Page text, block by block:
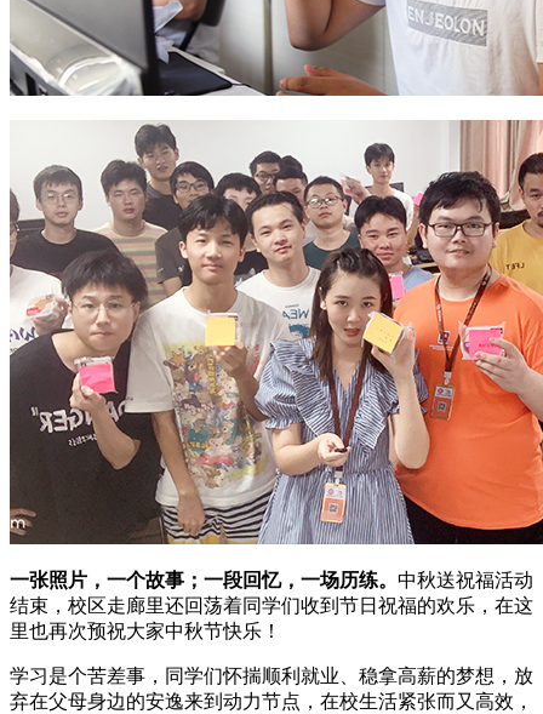
一张照片，一个故事；一段回忆，一场历练。 中秋送祝福活动
结束，校区走廊里还回荡着同学们收到节日祝福的欢乐，在这
里也再次预祝大家中秋节快乐！
学习是个苦差事，同学们怀揣顺利就业、稳拿高薪的梦想，放
弃在父母身边的安逸来到动力节点，在校生活紧张而又高效，